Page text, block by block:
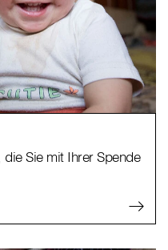
die Sie mit Ihrer Spende